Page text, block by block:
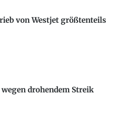
von Westjet größtenteils
drohendem Streik